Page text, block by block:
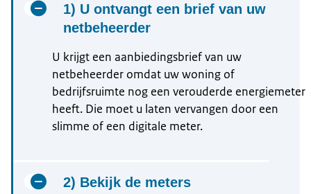
1) U ontvangt een brief van uw
netbeheerder
U krijgt een aanbiedingsbrief van uw
netbeheerder omdat uw woning of
bedrijfsruimte nog een verouderde energiemeter
heeft. Die moet u laten vervangen door een
slimme of een digitale meter.
2) Bekijk de meters